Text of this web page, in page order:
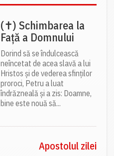
(✝) Schimbarea la
Față a Domnului
Dorind să se îndulcească
neîncetat de acea slavă a lui
Hristos și de vederea sfinților
proroci, Petru a luat
îndrăzneală și a zis: Doamne,
bine este nouă să...
Apostolul zilei